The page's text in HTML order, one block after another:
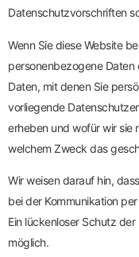
Datenschutzvorschriften
Wenn Sie diese Website
personenbezogene Daten
Daten, mit denen Sie
vorliegende
erheben und wofür wir sie
welchem Zweck das
Wir weisen darauf hin,
bei der Kommunikation
Ein lückenloser Schutz
möglich.